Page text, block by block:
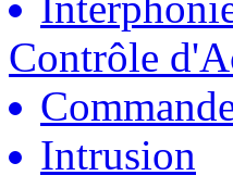
Contrôle
Intrusion